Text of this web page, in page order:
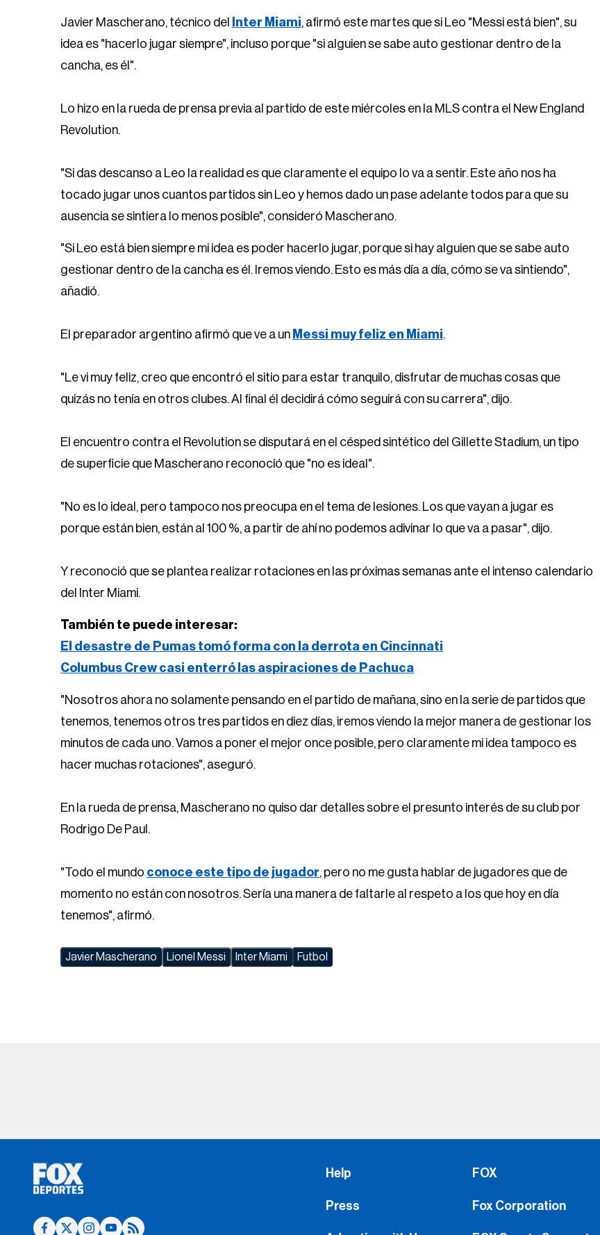
Javier Mascherano, técnico del Inter Miami, afirmó este martes que si Leo "Messi está bien", su
idea es "hacerlo jugar siempre", incluso porque "si alguien se sabe auto gestionar dentro de la
cancha, es él".
Lo hizo en la rueda de prensa previa al partido de este miércoles en la MLS contra el New England
Revolution.
"Si das descanso a Leo la realidad es que claramente el equipo lo va a sentir. Este año nos ha
tocado jugar unos cuantos partidos sin Leo y hemos dado un pase adelante todos para que su
ausencia se sintiera lo menos posible", consideró Mascherano.
"Si Leo está bien siempre mi idea es poder hacerlo jugar, porque si hay alguien que se sabe auto
gestionar dentro de la cancha es él. Iremos viendo. Esto es más día a día, cómo se va sintiendo",
añadió.
El preparador argentino afirmó que ve a un Messi muy feliz en Miami.
"Le vi muy feliz, creo que encontró el sitio para estar tranquilo, disfrutar de muchas cosas que
quizás no tenía en otros clubes. Al final él decidirá cómo seguirá con su carrera", dijo.
El encuentro contra el Revolution se disputará en el césped sintético del Gillette Stadium, un tipo
de superficie que Mascherano reconoció que "no es ideal".
"No es lo ideal, pero tampoco nos preocupa en el tema de lesiones. Los que vayan a jugar es
porque están bien, están al 100 %, a partir de ahí no podemos adivinar lo que va a pasar", dijo.
Y reconoció que se plantea realizar rotaciones en las próximas semanas ante el intenso calendario
del Inter Miami.
También te puede interesar:
El desastre de Pumas tomó forma con la derrota en Cincinnati
Columbus Crew casi enterró las aspiraciones de Pachuca
"Nosotros ahora no solamente pensando en el partido de mañana, sino en la serie de partidos que
tenemos, tenemos otros tres partidos en diez días, iremos viendo la mejor manera de gestionar los
minutos de cada uno. Vamos a poner el mejor once posible, pero claramente mi idea tampoco es
hacer muchas rotaciones", aseguró.
En la rueda de prensa, Mascherano no quiso dar detalles sobre el presunto interés de su club por
Rodrigo De Paul.
"Todo el mundo conoce este tipo de jugador, pero no me gusta hablar de jugadores que de
momento no están con nosotros. Sería una manera de faltarle al respeto a los que hoy en día
tenemos", afirmó.
Javier Mascherano Lionel Messi Inter Miami Futbol
Help
Press
FOX
Fox Corporation